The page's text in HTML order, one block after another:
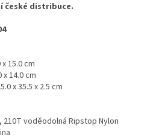
české distribuce.
15.0 cm
14.0 cm
x 35.5 x 2.5 cm
210T voděodolná Ripstop Nylon